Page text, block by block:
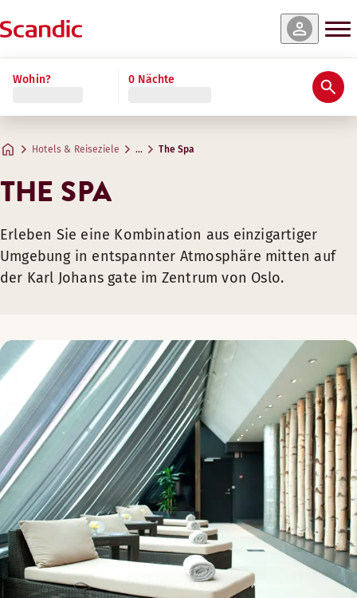
Wohin? 0 Nächte
Hotels & Reiseziele … The Spa
THE SPA
Erleben Sie eine Kombination aus einzigartiger
Umgebung in entspannter Atmosphäre mitten auf
der Karl Johans gate im Zentrum von Oslo.